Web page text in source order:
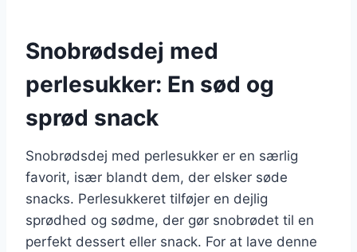
Snobrødsdej med
perlesukker: En sød og
sprød snack
Snobrødsdej med perlesukker er en særlig
favorit, især blandt dem, der elsker søde
snacks. Perlesukkeret tilføjer en dejlig
sprødhed og sødme, der gør snobrødet til en
perfekt dessert eller snack. For at lave denne